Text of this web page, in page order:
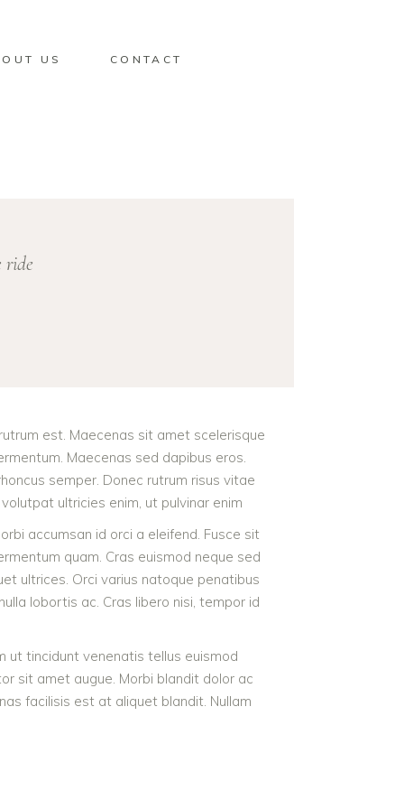
US CONTACT
ride
est. Maecenas sit amet scelerisque
Maecenas sed dapibus eros.
semper. Donec rutrum risus vitae
ultricies enim, ut pulvinar enim
accumsan id orci a eleifend. Fusce sit
quam. Cras euismod neque sed
ultrices. Orci varius natoque penatibus
lobortis ac. Cras libero nisi, tempor id
ut tincidunt venenatis tellus euismod
sit amet augue. Morbi blandit dolor ac
facilisis est at aliquet blandit. Nullam